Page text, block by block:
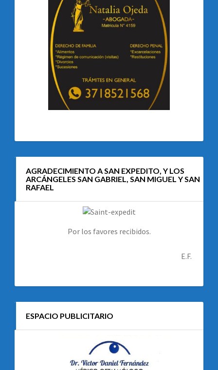
AGRADECIMIENTO A SAN EXPEDITO, Y LOS
ARCÁNGELES SAN GABRIEL, SAN MIGUEL Y SAN
RAFAEL
Por los favores recibidos.
E.F.
ESPACIO PUBLICITARIO